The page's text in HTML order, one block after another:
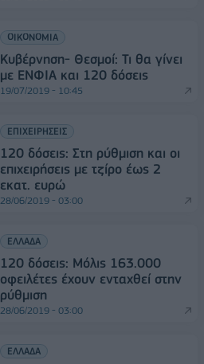
ΟΙΚΟΝΟΜΙΑ
Κυβέρνηση- Θεσμοί: Τι θα γίνει
με ΕΝΦΙΑ και 120 δόσεις
19/07/2019 - 10:45
ΕΠΙΧΕΙΡΗΣΕΙΣ
120 δόσεις: Στη ρύθμιση και οι
επιχειρήσεις με τζίρο έως 2
εκατ. ευρώ
28/06/2019 - 03:00
ΕΛΛΑΔΑ
120 δόσεις: Μόλις 163.000
οφειλέτες έχουν ενταχθεί στην
ρύθμιση
28/06/2019 - 03:00
ΕΛΛΑΔΑ